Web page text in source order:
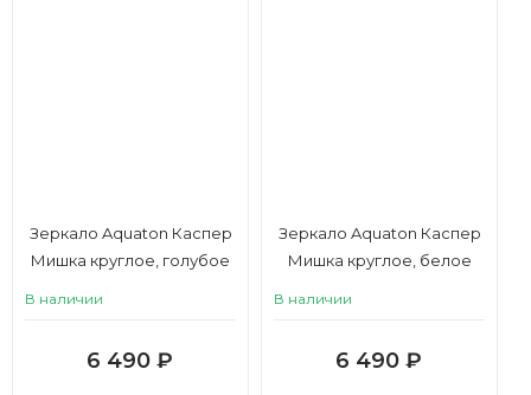
Зеркало Aquaton Каспер
Мишка круглое, голубое
В наличии
6 490 ₽
Зеркало Aquaton Каспер
Мишка круглое, белое
В наличии
6 490 ₽